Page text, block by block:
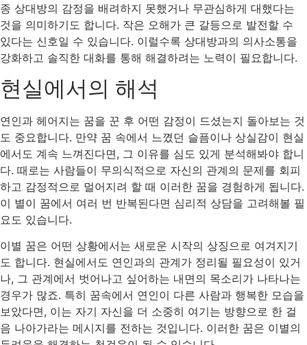
종 상대방의 감정을 배려하지 못했거나 무관심하게 대했다는
것을 의미하기도 합니다. 작은 오해가 큰 갈등으로 발전할 수
있다는 신호일 수 있습니다. 이럴수록 상대방과의 의사소통을
강화하고 솔직한 대화를 통해 해결하려는 노력이 필요합니다.
현실에서의 해석
연인과 헤어지는 꿈을 꾼 후 어떤 감정이 드셨는지 돌아보는 것
도 중요합니다. 만약 꿈 속에서 느꼈던 슬픔이나 상실감이 현실
에서도 계속 느껴진다면, 그 이유를 심도 있게 분석해봐야 합니
다. 때로는 사람들이 무의식적으로 자신의 관계의 문제를 회피
하고 감정적으로 멀어지려 할 때 이러한 꿈을 경험하게 됩니다.
이 별이 꿈에서 여러 번 반복된다면 심리적 상담을 고려해볼 필
요도 있습니다.
이별 꿈은 어떤 상황에서는 새로운 시작의 상징으로 여겨지기
도 합니다. 현실에서도 연인과의 관계가 정리될 필요성이 있거
나, 그 관계에서 벗어나고 싶어하는 내면의 목소리가 나타나는
경우가 많죠. 특히 꿈속에서 연인이 다른 사람과 행복한 모습을
보았다면, 이는 자기 자신을 더 소중히 여기는 방향으로 한 걸
음 나아가라는 메시지를 전하는 것입니다. 이러한 꿈은 이별의